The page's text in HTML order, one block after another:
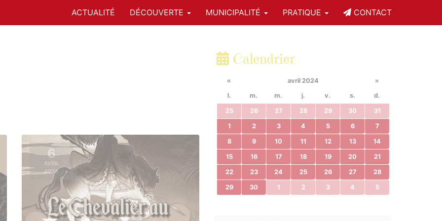
ACTUALITÉ DÉCOUVERTE MUNICIPALITÉ PRATIQUE CONTACT
6
AVRIL
2024
Calendrier
« avril 2024
»
l.
m. m. j. v. s. d.
25 26 27 28 29 30 31
1 2 3 4 5 6 7
8 9 10 11 12 13 14
15 16 17 18 19 20 21
22 23 24 25 26 27 28
29 30 1 2 3 4 5